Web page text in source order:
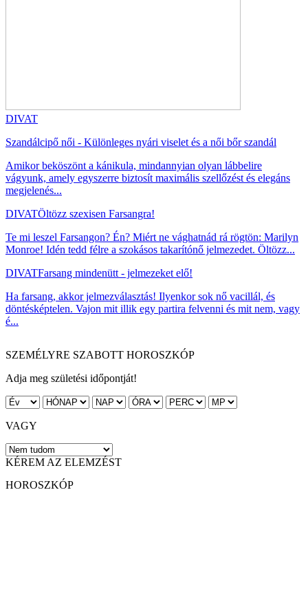
DIVAT
Szandálcipő női - Különleges nyári viselet és a női bőr szandál
Amikor beköszönt a kánikula, mindannyian olyan lábbelire
vágyunk, amely egyszerre biztosít maximális szellőzést és elegáns
megjelenés...
DIVATÖltözz szexisen Farsangra!
Te mi leszel Farsangon? Én? Miért ne vághatnád rá rögtön: Marilyn
Monroe! Idén tedd félre a szokásos takarítónő jelmezedet. Öltözz...
DIVATFarsang mindenütt - jelmezeket elő!
Ha farsang, akkor jelmezválasztás! Ilyenkor sok nő vacillál, és
döntésképtelen. Vajon mit illik egy partira felvenni és mit nem, vagy
é...
SZEMÉLYRE SZABOTT HOROSZKÓP
Adja meg születési időpontját!
VAGY
KÉREM AZ ELEMZÉST
HOROSZKÓP